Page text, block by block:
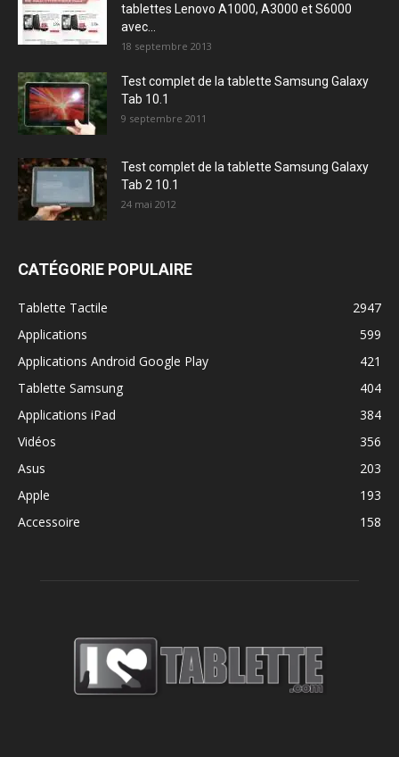
tablettes Lenovo A1000, A3000 et S6000
avec...
18 septembre 2013
Test complet de la tablette Samsung Galaxy
Tab 10.1
9 septembre 2011
Test complet de la tablette Samsung Galaxy
Tab 2 10.1
24 mai 2012
CATÉGORIE POPULAIRE
Tablette Tactile
2947
Applications
599
Applications Android Google Play
421
Tablette Samsung
404
Applications iPad
384
Vidéos
356
Asus
203
Apple
193
Accessoire
158